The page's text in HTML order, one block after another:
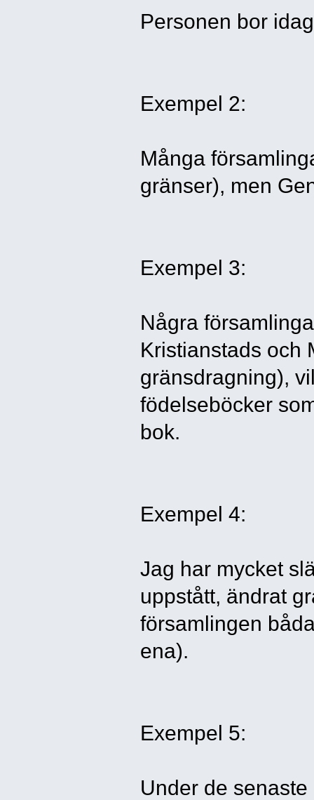
Personen bor
Exempel 2:
Många
gränser), men
Exempel 3:
Några
Kristianstads och
gränsdragning),
födelseböcker
bok.
Exempel 4:
Jag har mycket
uppstått, ändrat
församlingen
ena).
Exempel 5:
Under de